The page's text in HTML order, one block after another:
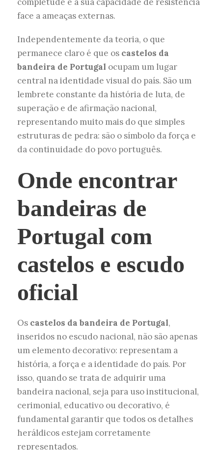
face a ameaças externas.
Independentemente da teoria, o que
permanece claro é que os castelos da
bandeira de Portugal ocupam um lugar
central na identidade visual do país. São um
lembrete constante da história de luta, de
superação e de afirmação nacional,
representando muito mais do que simples
estruturas de pedra: são o símbolo da força e
da continuidade do povo português.
Onde encontrar
bandeiras de
Portugal com
castelos e escudo
oficial
Os castelos da bandeira de Portugal,
inseridos no escudo nacional, não são apenas
um elemento decorativo: representam a
história, a força e a identidade do país. Por
isso, quando se trata de adquirir uma
bandeira nacional, seja para uso institucional,
cerimonial, educativo ou decorativo, é
fundamental garantir que todos os detalhes
heráldicos estejam corretamente
representados.